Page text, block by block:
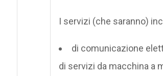
I servizi (che saranno)
di comunicazione
di servizi da macchina a